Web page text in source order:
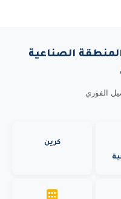
الصناعية
الفوري
كرين